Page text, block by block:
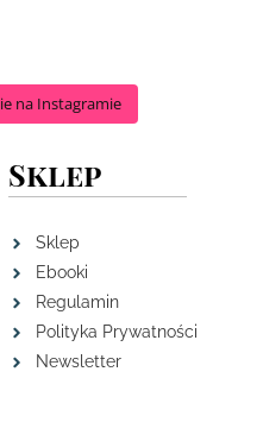
na Instagramie
Sklep
Sklep
Ebooki
Regulamin
Polityka Prywatności
Newsletter